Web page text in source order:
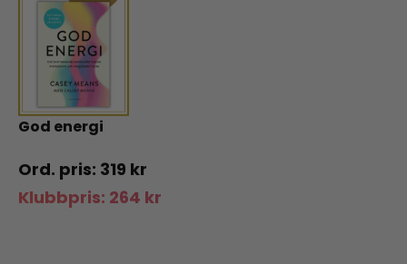
God energi
319 kr
Klubbpris: 264 kr